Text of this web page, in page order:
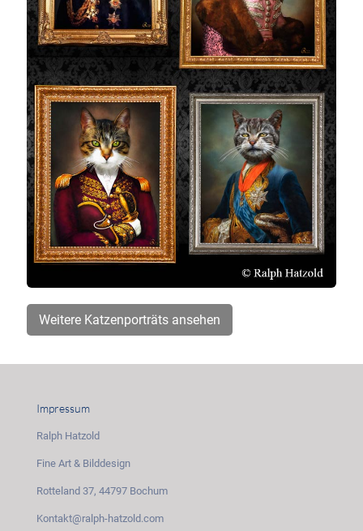
Weitere Katzenporträts ansehen
Impressum
Ralph Hatzold
Fine Art & Bilddesign
Rotteland 37, 44797 Bochum
Kontakt@ralph-hatzold.com